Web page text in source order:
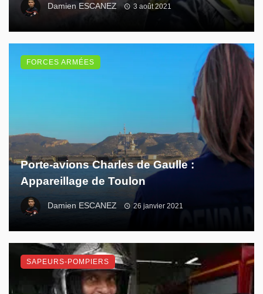
Damien ESCANEZ 3 août 2021
Porte-avions Charles de Gaulle :
Appareillage de Toulon
Damien ESCANEZ 26 janvier 2021
FORCES ARMÉES
SAPEURS-POMPIERS